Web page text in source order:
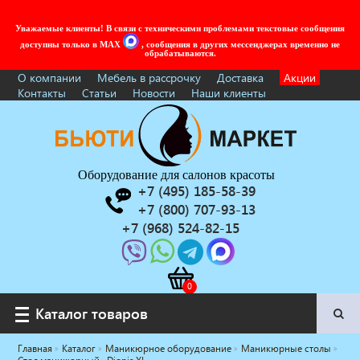
Уважаемые клиенты! В связи с техническими проблемами текстовые сообщения
доступны только в MAX
, сообщения в других мессенджерах временно не
обрабатываются.
О компании Мебель в рассрочку Доставка
Акции
Контакты
Статьи Новости Наши клиенты
Оборудование для салонов красоты
+7 (495) 185-58-39
+7 (800) 707-93-13
+7 (968) 524-82-15
Каталог товаров
Каталог товаров
Главная Каталог Маникюрное оборудование
Маникюрные столы